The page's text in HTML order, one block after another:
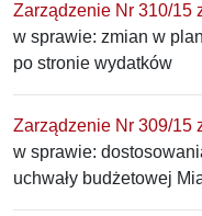
Zarządzenie Nr 310/15
w sprawie: zmian w
po stronie wydatków
Zarządzenie Nr 309/15
w sprawie:
uchwały budżetowej